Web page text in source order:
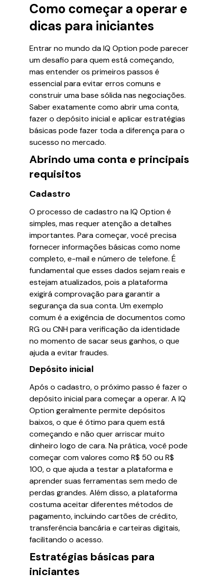
Como começar a operar e
dicas para iniciantes
Entrar no mundo da IQ Option pode parecer
um desafio para quem está começando,
mas entender os primeiros passos é
essencial para evitar erros comuns e
construir uma base sólida nas negociações.
Saber exatamente como abrir uma conta,
fazer o depósito inicial e aplicar estratégias
básicas pode fazer toda a diferença para o
sucesso no mercado.
Abrindo uma conta e principais
requisitos
Cadastro
O processo de cadastro na IQ Option é
simples, mas requer atenção a detalhes
importantes. Para começar, você precisa
fornecer informações básicas como nome
completo, e-mail e número de telefone. É
fundamental que esses dados sejam reais e
estejam atualizados, pois a plataforma
exigirá comprovação para garantir a
segurança da sua conta. Um exemplo
comum é a exigência de documentos como
RG ou CNH para verificação da identidade
no momento de sacar seus ganhos, o que
ajuda a evitar fraudes.
Depósito inicial
Após o cadastro, o próximo passo é fazer o
depósito inicial para começar a operar. A IQ
Option geralmente permite depósitos
baixos, o que é ótimo para quem está
começando e não quer arriscar muito
dinheiro logo de cara. Na prática, você pode
começar com valores como R$ 50 ou R$
100, o que ajuda a testar a plataforma e
aprender suas ferramentas sem medo de
perdas grandes. Além disso, a plataforma
costuma aceitar diferentes métodos de
pagamento, incluindo cartões de crédito,
transferência bancária e carteiras digitais,
facilitando o acesso.
Estratégias básicas para
iniciantes